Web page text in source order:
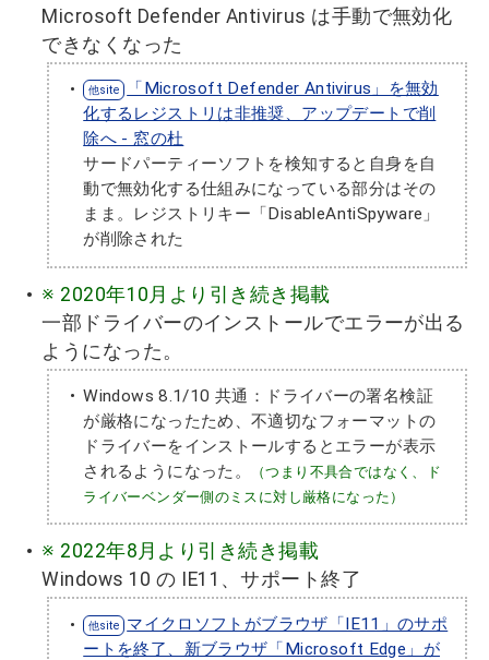
Microsoft Defender Antivirus は手動で無効化
できなくなった
「Microsoft Defender Antivirus」を無効
化するレジストリは非推奨、アップデートで削
除へ - 窓の杜
サードパーティーソフトを検知すると自身を自
動で無効化する仕組みになっている部分はその
まま。レジストリキー「DisableAntiSpyware」
が削除された
※ 2020年10月より引き続き掲載
一部ドライバーのインストールでエラーが出る
ようになった。
Windows 8.1/10 共通：ドライバーの署名検証
が厳格になったため、不適切なフォーマットの
ドライバーをインストールするとエラーが表示
されるようになった。
（つまり不具合ではなく、ド
ライバーベンダー側のミスに対し厳格になった）
※ 2022年8月より引き続き掲載
Windows 10 の IE11、サポート終了
マイクロソフトがブラウザ「IE11」のサポ
ートを終了、新ブラウザ「Microsoft Edge」が